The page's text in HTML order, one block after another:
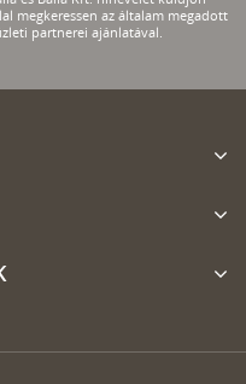
megkeressen az általam megadott
partnerei ajánlatával.